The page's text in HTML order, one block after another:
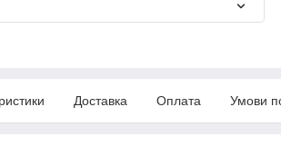
Доставка Оплата Умови